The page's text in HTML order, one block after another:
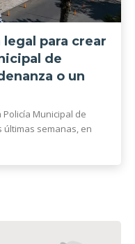
para crear
de
o un
Municipal de
semanas, en